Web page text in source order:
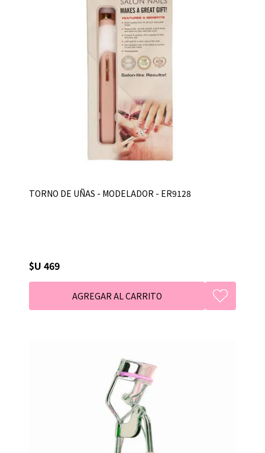
TORNO DE UÑAS - MODELADOR - ER9128
$U 469